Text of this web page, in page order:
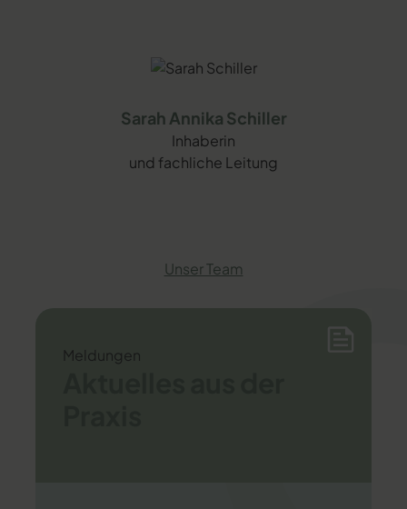
Sarah Annika Schiller
Inhaberin
und fachliche Leitung
Unser Team
Meldungen